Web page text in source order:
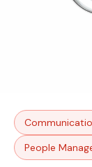
People